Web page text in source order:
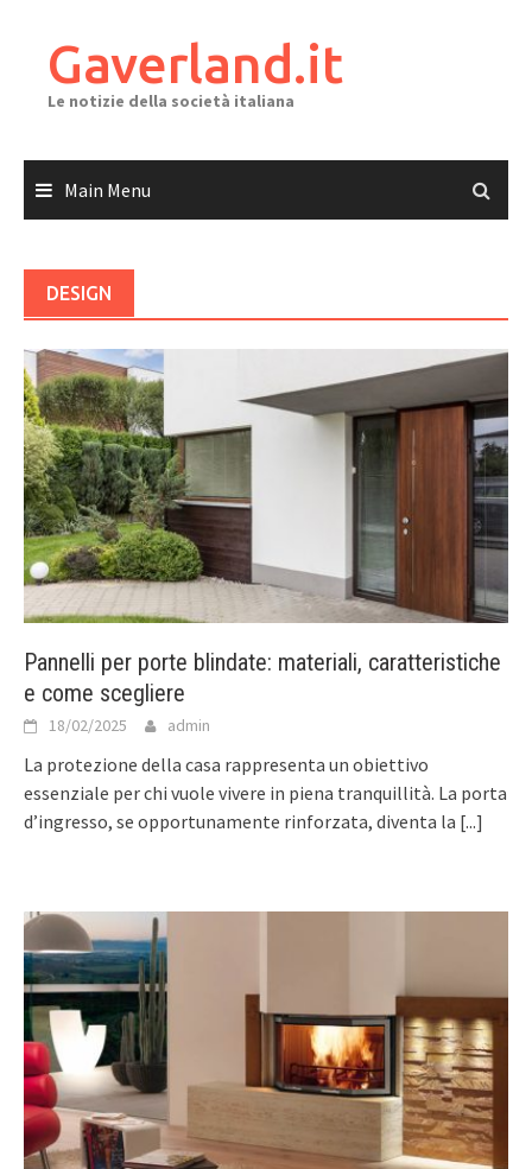
contentGaverland.it
Le notizie della società italiana
Main Menu
DESIGN
Pannelli per porte blindate: materiali, caratteristiche
e come scegliere
18/02/2025 admin
La protezione della casa rappresenta un obiettivo
essenziale per chi vuole vivere in piena tranquillità. La porta
d’ingresso, se opportunamente rinforzata, diventa la [...]